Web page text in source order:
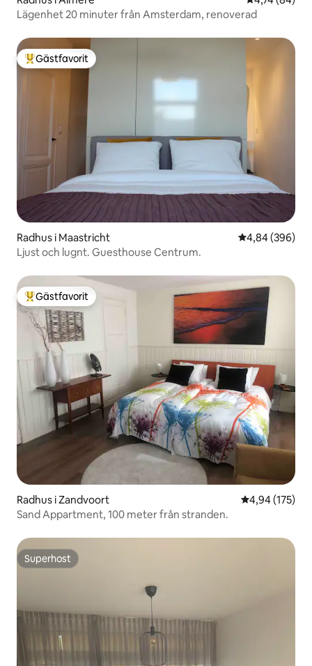
Lägenhet 20 minuter från Amsterdam, renoverad
Populär gästfavorit
Gästfavorit
Radhus i Maastricht 4,84 av 5 i
4,84 (396)
Ljust och lugnt. Guesthouse Centrum.
Populär gästfavorit
Gästfavorit
Radhus i Zandvoort 4,94 av 5 i
4,94 (175)
Sand Appartment, 100 meter från stranden.
Superhost
Superhost